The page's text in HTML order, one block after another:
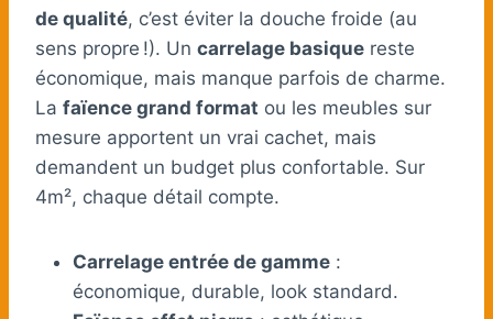
de qualité, c’est éviter la douche froide (au
sens propre !). Un carrelage basique reste
économique, mais manque parfois de charme.
La faïence grand format ou les meubles sur
mesure apportent un vrai cachet, mais
demandent un budget plus confortable. Sur
4m², chaque détail compte.
Carrelage entrée de gamme :
économique, durable, look standard.